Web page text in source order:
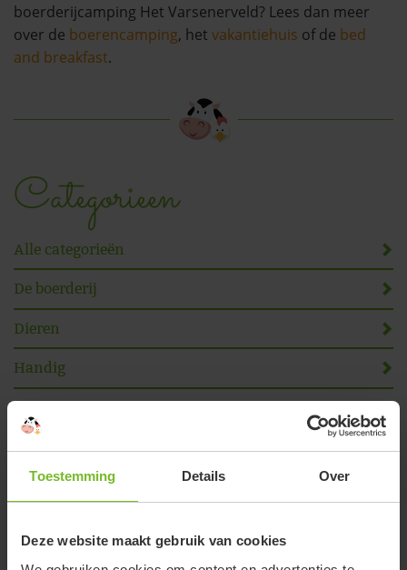
Toestemming Details Over
Deze website maakt gebruik van cookies
boerderijcamping Het Varsenerveld? Lees dan meer
over de boerencamping, het vakantiehuis of de bed
and breakfast.
Categorieen
Alle categorieën
De boerderij
Dieren
Handig
Omgeving
Online reserveren
Volg ons